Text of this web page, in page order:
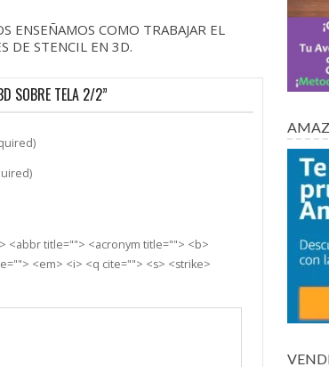
ENSEÑAMOS COMO TRABAJAR EL
DE STENCIL EN 3D.
SOBRE TELA 2/2”
<abbr title=""> <acronym title=""> <b>
<em> <i> <q cite=""> <s> <strike>